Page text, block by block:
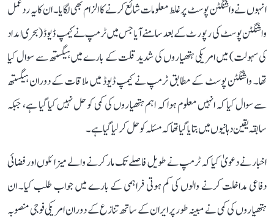
انہوں نے واشنگٹن پوسٹ پر غلط معلومات شائع کرنے کا الزام بھی لگایا۔ ان کا یہ ردعمل
واشنگٹن پوسٹ کی رپورٹ کے بعد سامنے آیا جس میں ٹرمپ نے کیمپ ڈیوڈ (بحری امداد
کی سہولت) میں امریکی ہتھیاروں کی شدید قلت کے بارے میں ہیگستھ سے سوال کیا
تھا۔ واشنگٹن پوسٹ کے مطابق ٹرمپ نے کیمپ ڈیوڈ میں ملاقات کے دوران ہیگستھ
سے سوال کیا کہ انہیں معلوم ہوا کہ اہم ہتھیاروں کی کمی کو حل نہیں کیا گیا ہے، جبکہ
سابقہ ​​یقین دہانیوں میں بتا یا گیا تھا کہ مسئلہ کو حل کر لیا گیا ہے۔
اخبار نے دعویٰ کیا کہ ٹرمپ نے طویل فاصلے تک مار کرنے والے میزائلوں اور فضائی
دفاعی مداخلت کرنے والوں کی کم ہوتی فراہمی کے بارے میں جواب طلب کیا۔ ان
ہتھیاروں کی کمی نے مبینہ طور پر ایران کے ساتھ تنازع کے دوران امریکی فوجی منصوبہ